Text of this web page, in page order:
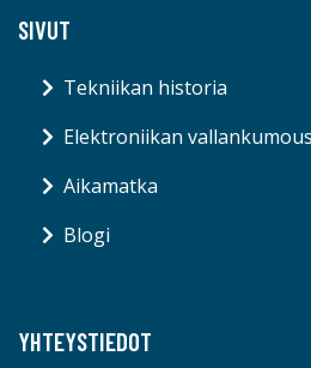
SIVUT
Tekniikan historia
Elektroniikan vallankumous
Aikamatka
Blogi
YHTEYSTIEDOT